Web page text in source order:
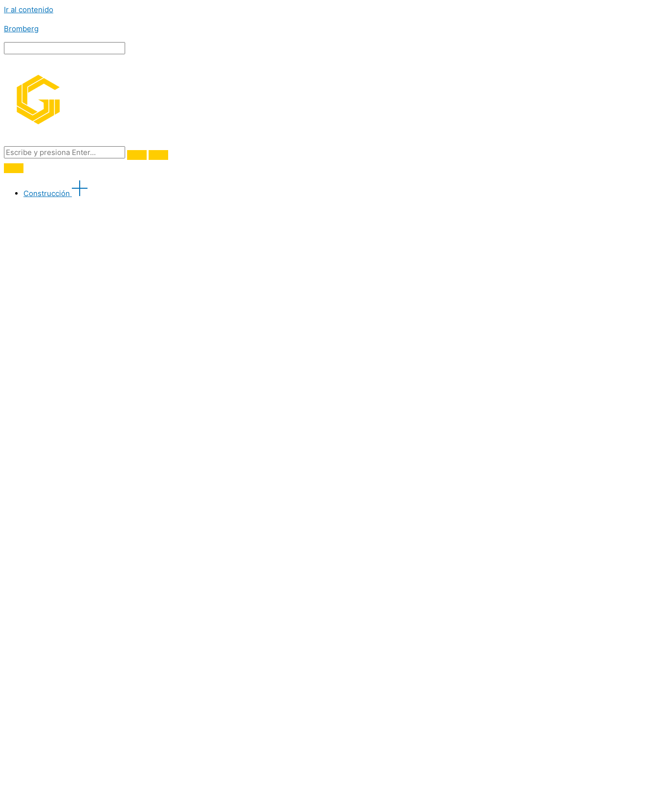
Ir al contenido
Bromberg
Construcción